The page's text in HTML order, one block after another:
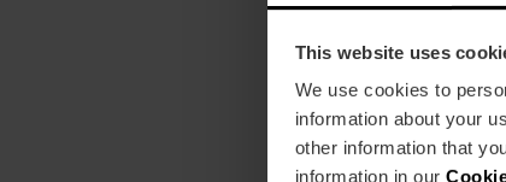
This website uses
We use cookies to
information about your
other information that
information in our